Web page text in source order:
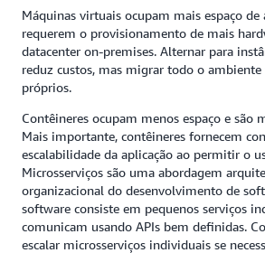
Máquinas virtuais ocupam mais espaço
requerem o provisionamento de mais
datacenter on-premises. Alternar para
reduz custos, mas migrar todo o ambiente
próprios.
Contêineres ocupam menos espaço e são
Mais importante, contêineres fornecem
escalabilidade da aplicação ao permitir o
Microsserviços são uma abordagem
organizacional do desenvolvimento de
software consiste em pequenos serviços
comunicam usando APIs bem definidas.
escalar microsserviços individuais se